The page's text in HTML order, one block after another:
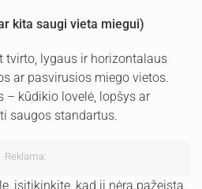
kita saugi vieta miegui)
tvirto, lygaus ir horizontalaus
ar pasvirusios miego vietos.
– kūdikio lovelė, lopšys ar
saugos standartus.
Reklama:
įsitikinkite, kad ji nėra pažeista,